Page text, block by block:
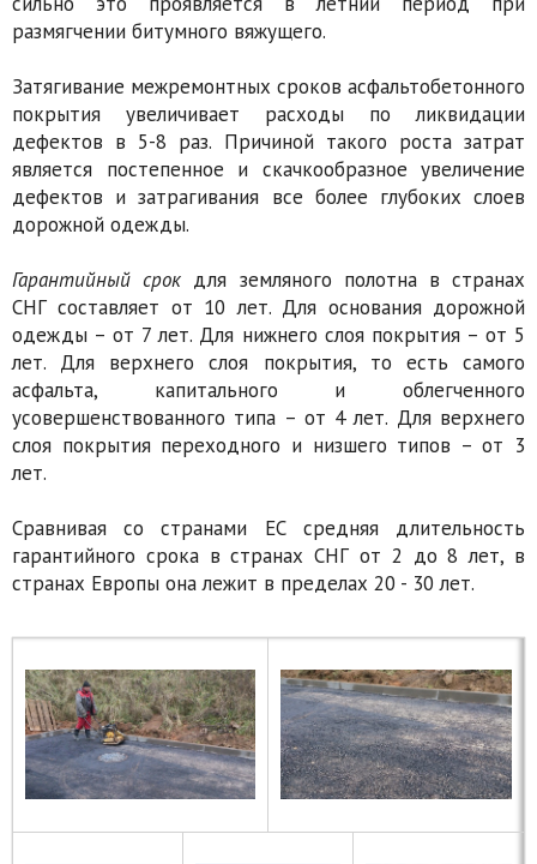
размягчении битумного вяжущего.
Затягивание межремонтных сроков асфальтобетонного
покрытия увеличивает расходы по ликвидации
дефектов в 5-8 раз. Причиной такого роста затрат
является постепенное и скачкообразное увеличение
дефектов и затрагивания все более глубоких слоев
дорожной одежды.
Гарантийный срок для земляного полотна в странах
СНГ составляет от 10 лет. Для основания дорожной
одежды – от 7 лет. Для нижнего слоя покрытия – от 5
лет. Для верхнего слоя покрытия, то есть самого
асфальта, капитального и облегченного
усовершенствованного типа – от 4 лет. Для верхнего
слоя покрытия переходного и низшего типов – от 3
лет.
Сравнивая со странами ЕС средняя длительность
гарантийного срока в странах СНГ от 2 до 8 лет, в
странах Европы она лежит в пределах 20 - 30 лет.